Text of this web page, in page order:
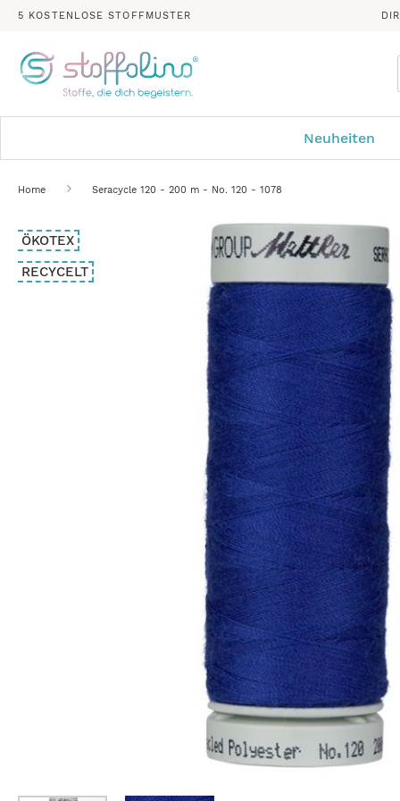
5 KOSTENLOSE STOFFMUSTER
Neuheiten
Home Seracycle 120 - 200 m - No. 120 - 1078
Zum
Ende
der
Bildergalerie
ÖKOTEX
RECYCELT